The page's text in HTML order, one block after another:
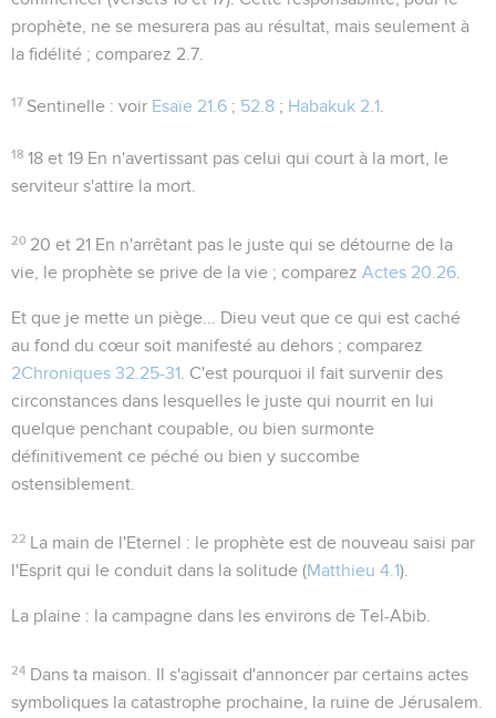
prophète, ne se mesurera pas au résultat, mais seulement à
la fidélité ; comparez 2.7
17 Sentinelle : voir Esaïe 21.6 ; 52.8 ; Habakuk 2.1
18 18 et 19 En n'avertissant pas celui qui court à la mort, le
serviteur s'attire la mort.
20 20 et 21 En n'arrêtant pas le juste qui se détourne de la
vie, le prophète se prive de la vie ; comparez Actes 20.26
Et que je mette un piège...
Dieu veut que ce qui est caché
au fond du cœur soit manifesté au dehors ; comparez
2Chroniques 32.25-31 . C'est pourquoi il fait survenir des
circonstances dans lesquelles le juste qui nourrit en lui
quelque penchant coupable, ou bien surmonte
définitivement ce péché ou bien y succombe
ostensiblement.
22 La main de l'Eternel : le prophète est de nouveau saisi par
l'Esprit qui le conduit dans la solitude (Matthieu 4.1).
La plaine : la campagne dans les environs de Tel-Abib.
24 Dans ta maison . Il s'agissait d'annoncer par certains actes
symboliques la catastrophe prochaine, la ruine de Jérusalem.